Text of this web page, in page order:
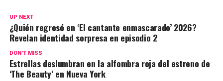
UP NEXT
¿Quién regresó en ‘El cantante enmascarado’ 2026?
Revelan identidad sorpresa en episodio 2
DON'T MISS
Estrellas deslumbran en la alfombra roja del estreno de
‘The Beauty’ en Nueva York